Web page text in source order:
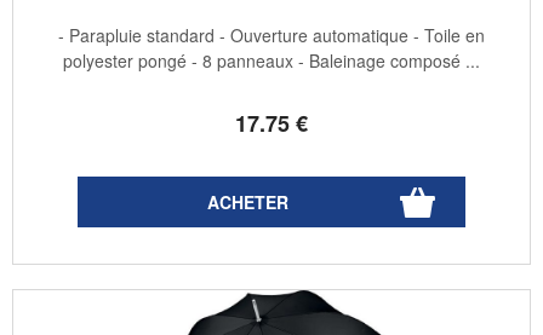
17.75€
- Parapluie standard - Ouverture automatique - Toile en
polyester pongé - 8 panneaux - Baleinage composé ...